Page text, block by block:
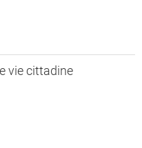
vie cittadine